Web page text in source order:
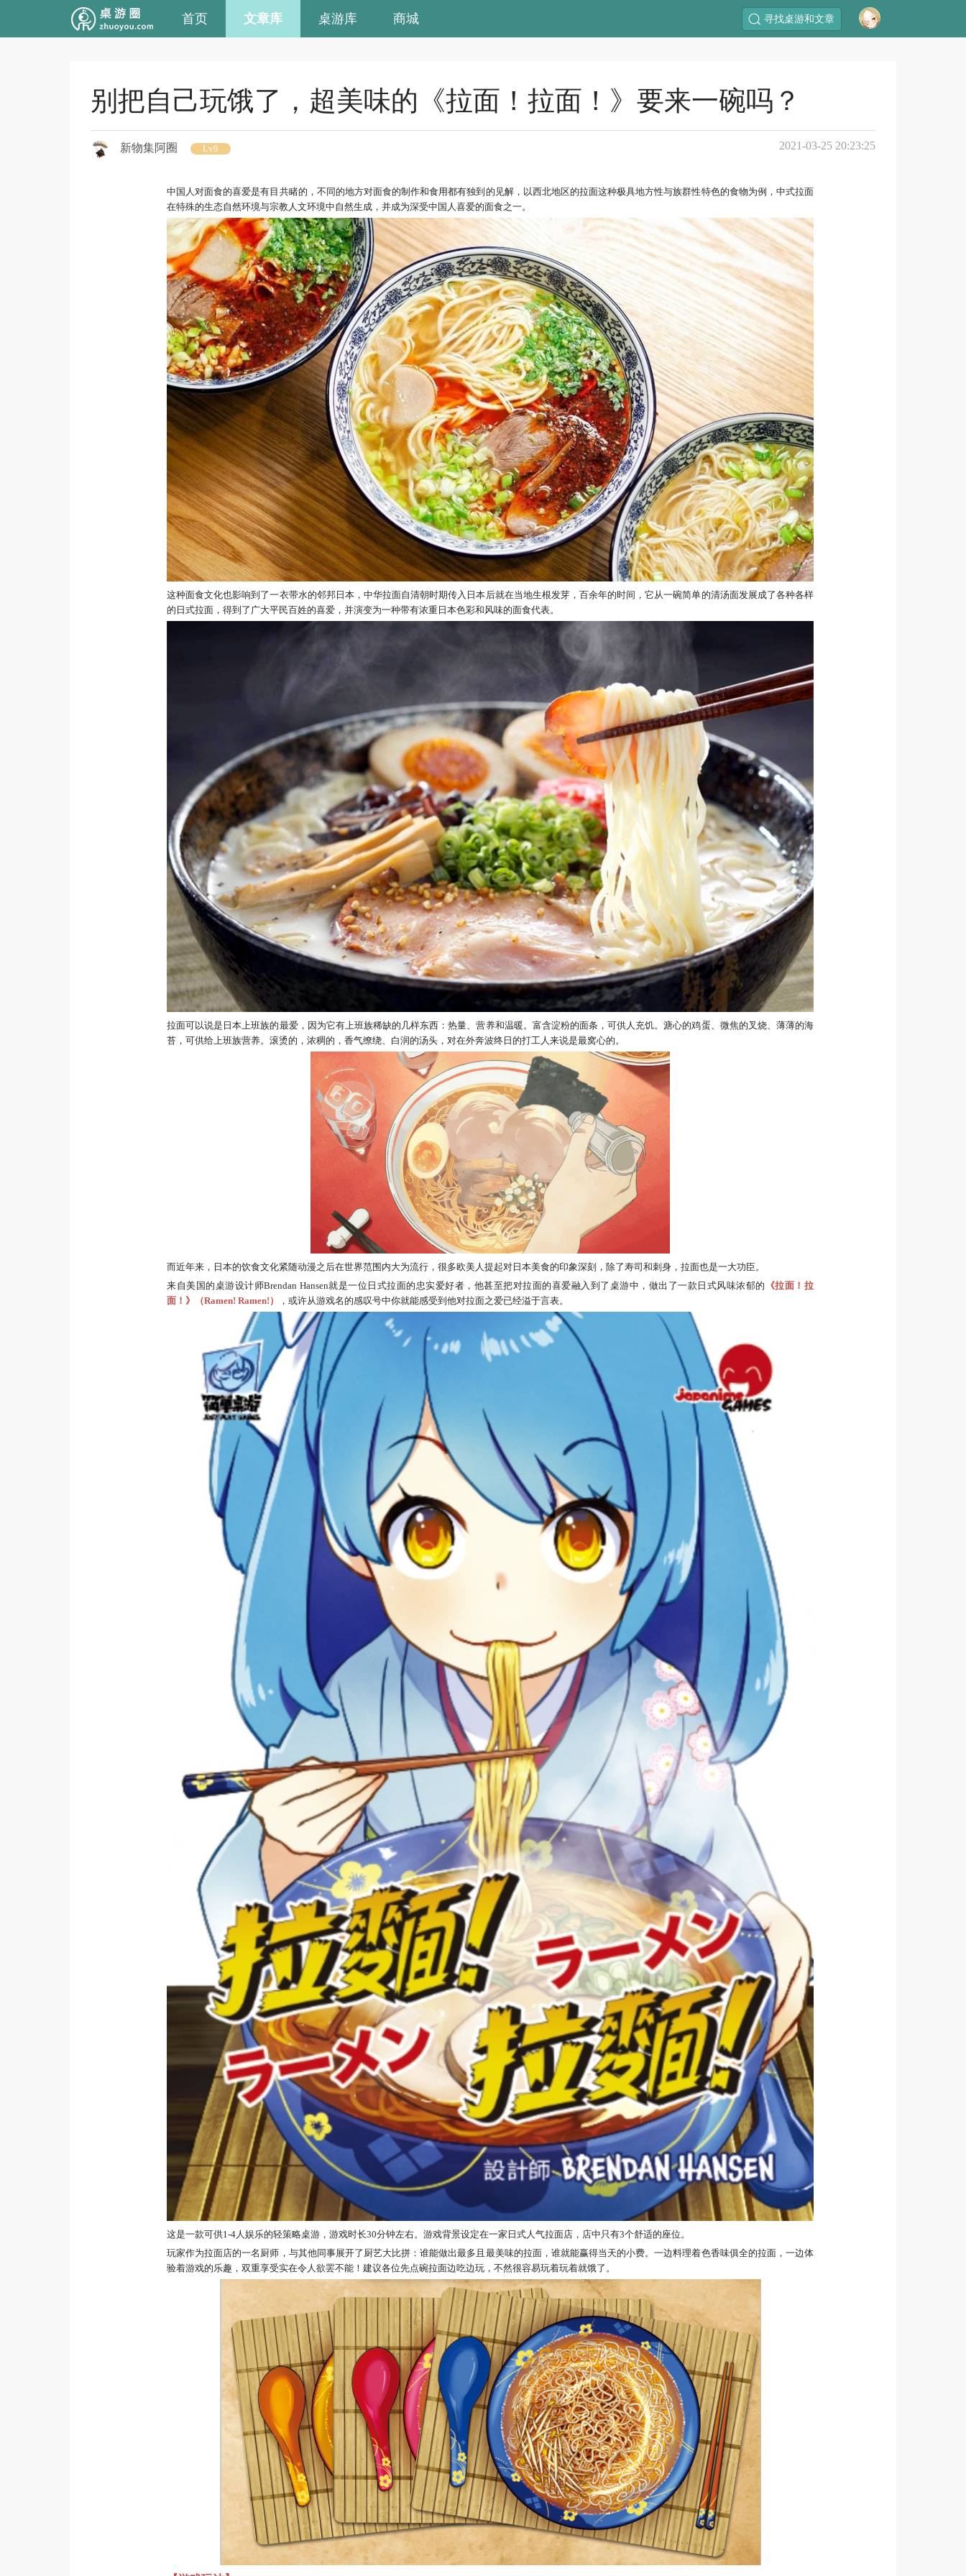
首页 文章库 桌游库 商城 寻找桌游和文章
别把自己玩饿了，超美味的《拉面！拉面！》要来一碗吗？
新物集阿圈 Lv9 2021-03-25 20:23:25
中国人对面食的喜爱是有目共睹的，不同的地方对面食的制作和食用都有独到的见解，以西北地区的拉面这种极具地方性与族群性特色的食物为例，中式拉面
在特殊的生态自然环境与宗教人文环境中自然生成，并成为深受中国人喜爱的面食之一。
这种面食文化也影响到了一衣带水的邻邦日本，中华拉面自清朝时期传入日本后就在当地生根发芽，百余年的时间，它从一碗简单的清汤面发展成了各种各样
的日式拉面，得到了广大平民百姓的喜爱，并演变为一种带有浓重日本色彩和风味的面食代表。
拉面可以说是日本上班族的最爱，因为它有上班族稀缺的几样东西：热量、营养和温暖。富含淀粉的面条，可供人充饥。溏心的鸡蛋、微焦的叉烧、薄薄的海
苔，可供给上班族营养。滚烫的，浓稠的，香气缭绕、白润的汤头，对在外奔波终日的打工人来说是最窝心的。
而近年来，日本的饮食文化紧随动漫之后在世界范围内大为流行，很多欧美人提起对日本美食的印象深刻，除了寿司和刺身，拉面也是一大功臣。
来自美国的桌游设计师Brendan Hansen就是一位日式拉面的忠实爱好者，他甚至把对拉面的喜爱融入到了桌游中，做出了一款日式风味浓郁的 《拉面！拉
面！》（Ramen! Ramen!）
，或许从游戏名的感叹号中你就能感受到他对拉面之爱已经溢于言表。
这是一款可供1-4人娱乐的轻策略桌游，游戏时长30分钟左右。游戏背景设定在一家日式人气拉面店，店中只有3个舒适的座位。
玩家作为拉面店的一名厨师，与其他同事展开了厨艺大比拼：谁能做出最多且最美味的拉面，谁就能赢得当天的小费。一边料理着色香味俱全的拉面，一边体
验着游戏的乐趣，双重享受实在令人欲罢不能！建议各位先点碗拉面边吃边玩，不然很容易玩着玩着就饿了。